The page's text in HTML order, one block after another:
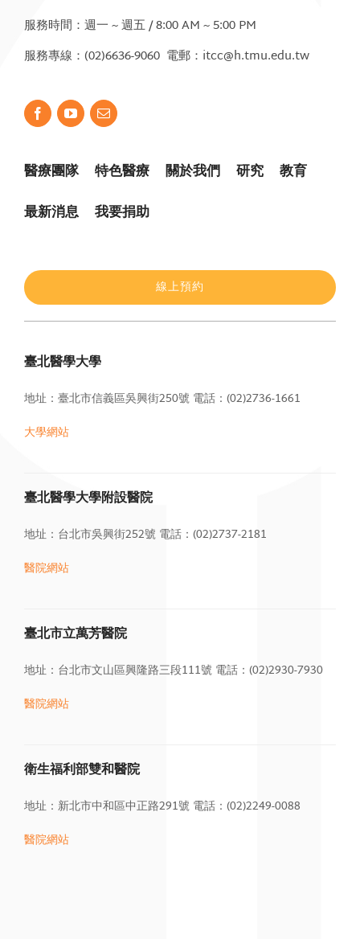
服務時間：週一 ~ 週五 / 8:00 AM ~ 5:00 PM
服務專線：(02)6636-9060 電郵：itcc@h.tmu.edu.tw
醫療團隊 特色醫療 關於我們 研究
教育
最新消息
我要捐助
線上預約
臺北醫學大學
地址：臺北市信義區吳興街250號 電話：(02)2736-1661
大學網站
臺北醫學大學附設醫院
地址：台北市吳興街252號 電話：(02)2737-2181
醫院網站
臺北市立萬芳醫院
地址：台北市文山區興隆路三段111號 電話：(02)2930-7930
醫院網站
衛生福利部雙和醫院
地址：新北市中和區中正路291號 電話：(02)2249-0088
醫院網站